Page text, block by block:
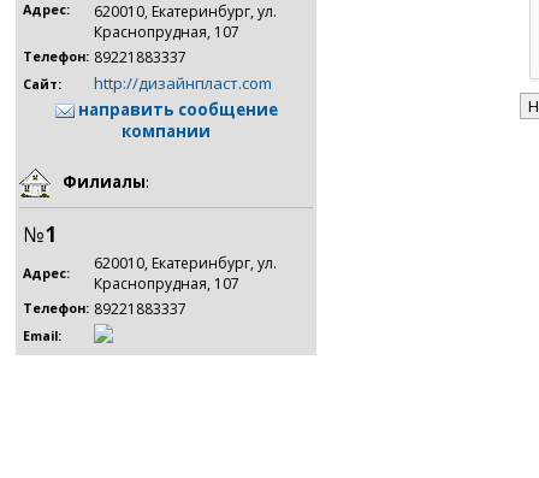
Адрес:
620010, Екатеринбург, ул.
Краснопрудная, 107
Телефон: 89221883337
Сайт:
http://дизайнпласт.com
направить сообщение
компании
Филиалы:
№1
Адрес:
620010, Екатеринбург, ул.
Краснопрудная, 107
Телефон: 89221883337
Email: